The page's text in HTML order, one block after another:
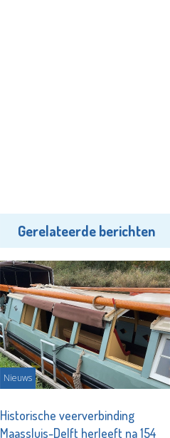
Gerelateerde berichten
Nieuws
Historische veerverbinding
Maassluis-Delft herleeft na 154